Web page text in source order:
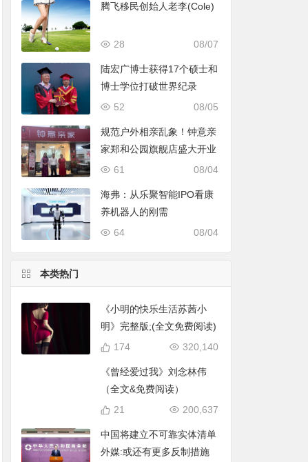
腾飞移民创始人老李(Cole)
08/07
28
陆宏广博士获得17个硕士和
博士学位打破世界纪录
08/05
52
规范户外相亲乱象！钟意亲
家郑和公园旗舰店盛大开业
08/04
61
海弗：从乐聚智能IPO看康
养机器人的刚需
08/04
64
本类热门
《小明的快乐生活苏茜小
明》完整版;(全文免费阅读)
320,140
174
《曾经爱过我》刘念林伟
（全文&免费阅读）
200,637
21
中国将建立不可靠实体清单
外媒:或还有更多反制措施